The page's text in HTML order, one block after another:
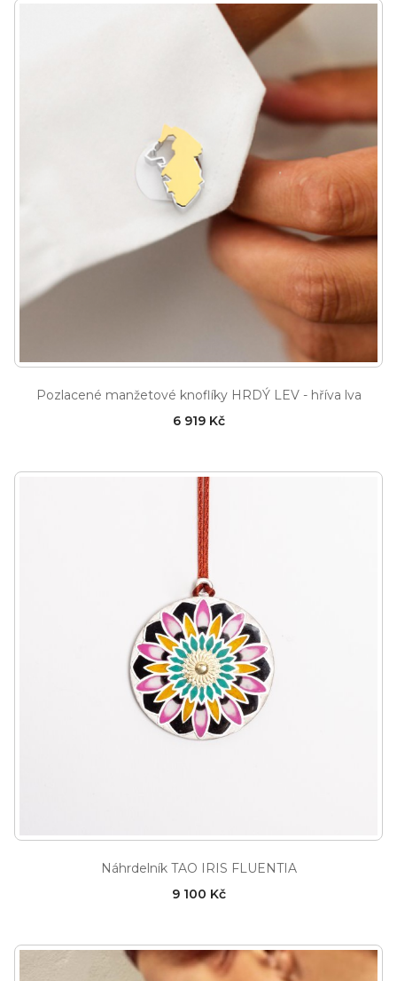
Pozlacené manžetové knoflíky HRDÝ LEV - hříva lva
6 919 Kč
Náhrdelník TAO IRIS FLUENTIA
9 100 Kč